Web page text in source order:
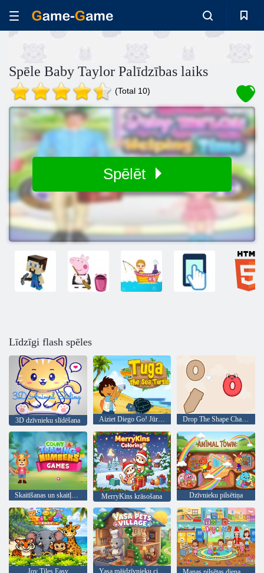
Spēle Baby Taylor Palīdzības laiks
(Total 10)
Spēlēt
Līdzīgi flash spēles
3D dzīvnieku slīdēšana Aiziet Diego Go! Jūras bruņurupucis Tuga Drop The Shape Challenge
Skaitīšanas un skaitļu izsekošanas spēles MerryKins krāsošana Dzīvnieku pilsētiņa
Joy Tiles Easy Yasa mājdzīvnieku ciemats